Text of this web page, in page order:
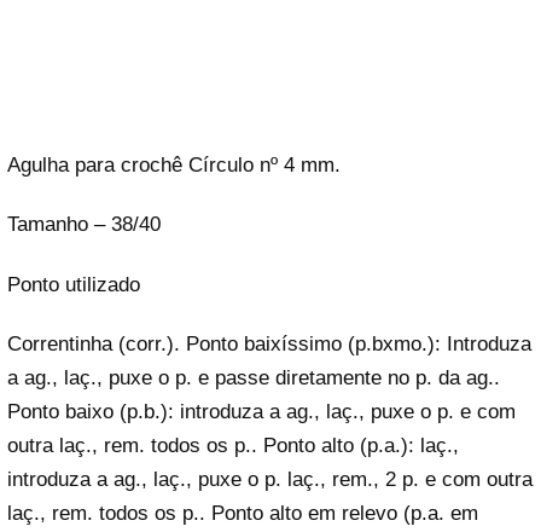
Agulha para crochê Círculo nº 4 mm.
Tamanho – 38/40
Ponto utilizado
Correntinha (corr.). Ponto baixíssimo (p.bxmo.): Introduza
a ag., laç., puxe o p. e passe diretamente no p. da ag..
Ponto baixo (p.b.): introduza a ag., laç., puxe o p. e com
outra laç., rem. todos os p.. Ponto alto (p.a.): laç.,
introduza a ag., laç., puxe o p. laç., rem., 2 p. e com outra
laç., rem. todos os p.. Ponto alto em relevo (p.a. em